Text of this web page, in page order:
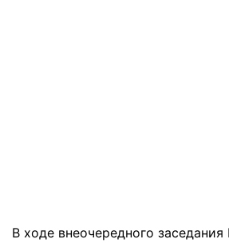
В ходе внеочередного